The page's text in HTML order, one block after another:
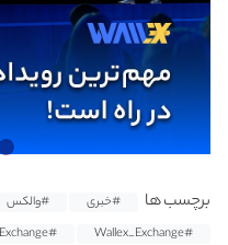
برچسب ها #خبری #والکس
#Wallex_Exchange
#Exchange